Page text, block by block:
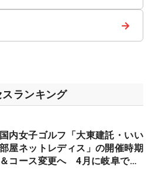
→
ランキング
国内女子ゴルフ「大東建託・いい
部屋ネットレディス」の開催時期
＆コース変更へ 4月に岐阜で開